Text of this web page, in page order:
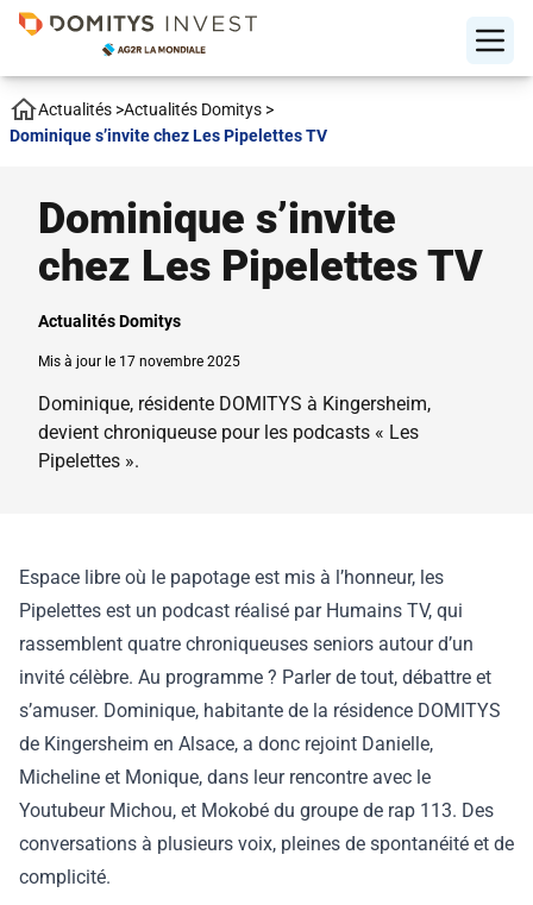
Actualités >Actualités Domitys >
Dominique s’invite chez Les Pipelettes TV
Dominique s’invite
chez Les Pipelettes TV
Actualités Domitys
Mis à jour le 17 novembre 2025
Dominique, résidente DOMITYS à Kingersheim,
devient chroniqueuse pour les podcasts « Les
Pipelettes ».
Espace libre où le papotage est mis à l’honneur, les
Pipelettes est un podcast réalisé par Humains TV, qui
rassemblent quatre chroniqueuses seniors autour d’un
invité célèbre. Au programme ? Parler de tout, débattre et
s’amuser. Dominique, habitante de la résidence DOMITYS
de Kingersheim en Alsace, a donc rejoint Danielle,
Micheline et Monique, dans leur rencontre avec le
Youtubeur Michou, et Mokobé du groupe de rap 113. Des
conversations à plusieurs voix, pleines de spontanéité et de
complicité.